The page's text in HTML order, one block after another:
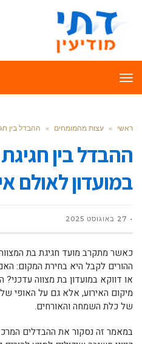
תפריט
ראשי » עצות מהמומחים » ההבדל בין
ההבדל בין
במועדון לאולם
27 באוגוסט 2025
כאשר מתקרב מועד חגיגת בת
ההורים לקבל היא בחירת המקום:
או דווקא במועדון בת מצווה
מיקום האירוע, אלא גם על האופי
של כלת השמחה והאורחים.
במאמר זה נסקור את ההבדלים